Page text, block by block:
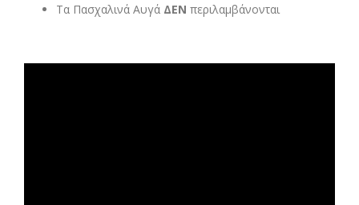
Τα Πασχαλινά Αυγά ΔΕΝ περιλαμβάνονται